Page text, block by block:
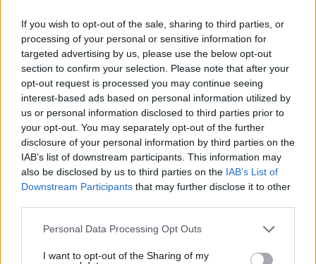
If you wish to opt-out of the sale, sharing to third parties, or
processing of your personal or sensitive information for
targeted advertising by us, please use the below opt-out
section to confirm your selection. Please note that after your
opt-out request is processed you may continue seeing
interest-based ads based on personal information utilized by
us or personal information disclosed to third parties prior to
your opt-out. You may separately opt-out of the further
disclosure of your personal information by third parties on the
IAB’s list of downstream participants. This information may
also be disclosed by us to third parties on the IAB’s List of
Downstream Participants that may further disclose it to other
Please note that this website/app uses one or more Google
not limited to your visit or usage behaviour. You may click to
Personal Data Processing Opt Outs
I want to opt-out of the Sharing of my
Η Λίβερπουλ δεν ξέχασε τον Ζότα, το πρόσωπό του στο
νέο πούλμαν της ομάδας, δείτε βίντεο
Χωρίς ενεργό μέτωπο η φωτιά στο Στεφάνι Κορινθίας,
ξεκίνησε από περιοχή με φωτοβολταϊκά λέει ο
πριν 20 λεπτά
Αντικαταθλιπτικά: Γιατί η διακοπή τους προκαλεί φόβο –
Πώς θα γίνει σωστά και με ασφάλεια
πριν 23 λεπτά
Άλλος για data center; Επενδύσεις €50 δισ. την
ερχόμενη δεκαετία
πριν 29 λεπτά
φορτηγό έκοψε στύλο ηλεκτροδότησης και
πριν 31 λεπτά